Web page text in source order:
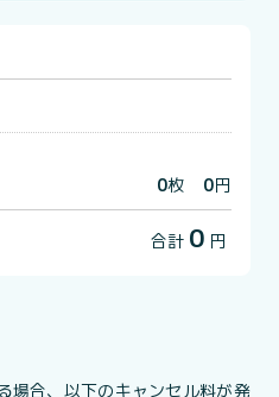
0枚 0円
合計 0 円
場合、以下のキャンセル料が発